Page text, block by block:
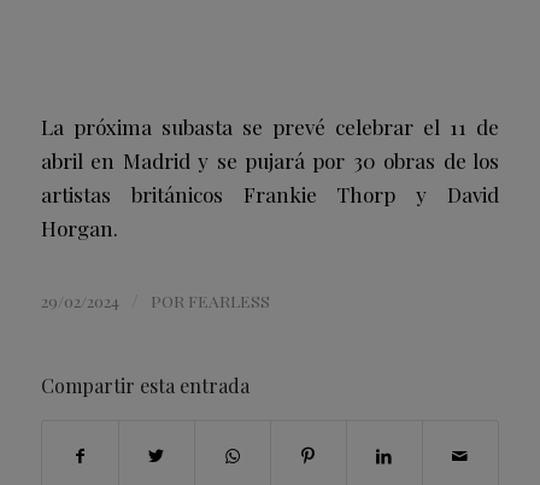
La próxima subasta se prevé celebrar el 11 de
abril en Madrid y se pujará por 30 obras de los
artistas británicos Frankie Thorp y David
Horgan.
29/02/2024 POR FEARLESS
Compartir esta entrada